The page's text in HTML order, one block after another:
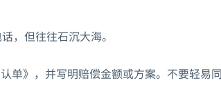
，但往往石沉大海。
单》，并写明赔偿金额或方案。不要轻易